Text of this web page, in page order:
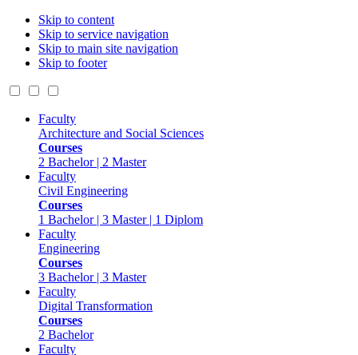
Skip to content
Skip to service navigation
Skip to main site navigation
Skip to footer
Faculty
Architecture and Social Sciences
Courses
2 Bachelor | 2 Master
Faculty
Civil Engineering
Courses
1 Bachelor | 3 Master | 1 Diplom
Faculty
Engineering
Courses
3 Bachelor | 3 Master
Faculty
Digital Transformation
Courses
2 Bachelor
Faculty